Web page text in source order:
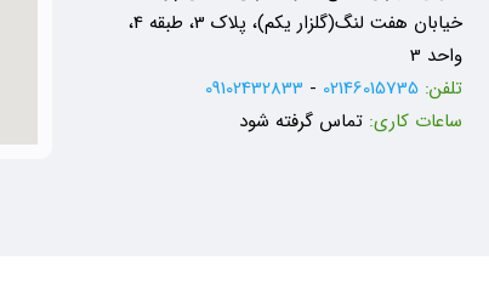
خیابان هفت لنگ(گلزار یکم)، پلاک 3، طبقه 4،
واحد 3
تلفن:02146015735
-
09102432833
ساعات کاری:تماس گرفته شود